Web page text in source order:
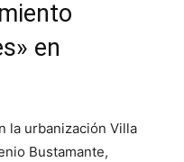
en
la urbanización Villa
Bustamante,